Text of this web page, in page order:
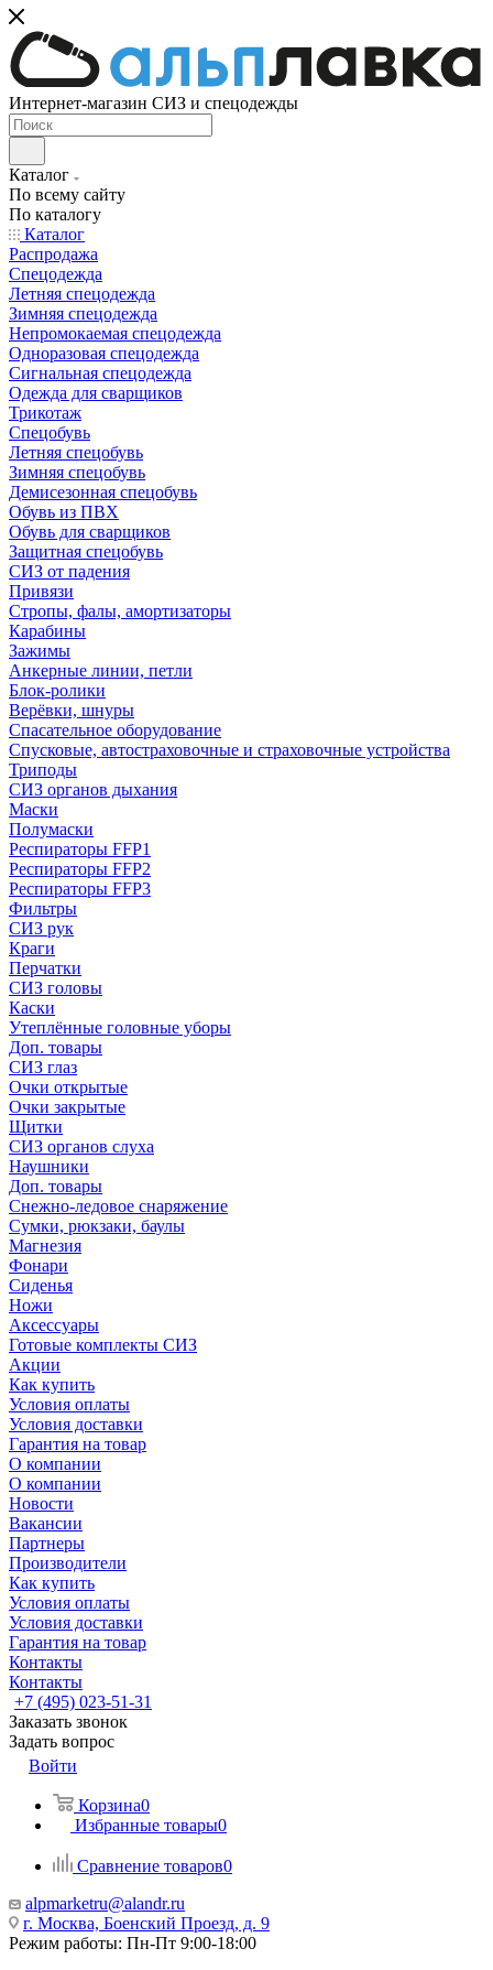
Интернет-магазин СИЗ и спецодежды
Каталог
По всему сайту
По каталогу
Каталог
Распродажа
Спецодежда
Летняя спецодежда
Зимняя спецодежда
Непромокаемая спецодежда
Одноразовая спецодежда
Сигнальная спецодежда
Одежда для сварщиков
Трикотаж
Спецобувь
Летняя спецобувь
Зимняя спецобувь
Демисезонная спецобувь
Обувь из ПВХ
Обувь для сварщиков
Защитная спецобувь
СИЗ от падения
Привязи
Стропы, фалы, амортизаторы
Карабины
Зажимы
Анкерные линии, петли
Блок-ролики
Верёвки, шнуры
Спасательное оборудование
Спусковые, автостраховочные и страховочные устройства
Триподы
СИЗ органов дыхания
Маски
Полумаски
Респираторы FFP1
Респираторы FFP2
Респираторы FFP3
Фильтры
СИЗ рук
Краги
Перчатки
СИЗ головы
Каски
Утеплённые головные уборы
Доп. товары
СИЗ глаз
Очки открытые
Очки закрытые
Щитки
СИЗ органов слуха
Наушники
Доп. товары
Снежно-ледовое снаряжение
Сумки, рюкзаки, баулы
Магнезия
Фонари
Сиденья
Ножи
Аксессуары
Готовые комплекты СИЗ
Акции
Как купить
Условия оплаты
Условия доставки
Гарантия на товар
О компании
О компании
Новости
Вакансии
Партнеры
Производители
Как купить
Условия оплаты
Условия доставки
Гарантия на товар
Контакты
Контакты
+7 (495) 023-51-31
Заказать звонок
Задать вопрос
Войти
Корзина0
Избранные товары0
Сравнение товаров0
alpmarketru@alandr.ru
г. Москва, Боенский Проезд, д. 9
Режим работы: Пн-Пт 9:00-18:00